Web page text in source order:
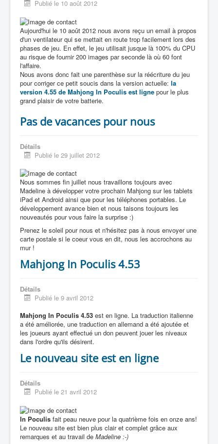
Publié le 10 août 2012
Aujourd'hui le 10 août 2012 nous avons reçu un email à propos
d'un ventilateur qui se mettait en route trop facilement lors des
phases de jeu. En effet, le jeu utilisait jusque là 100% du CPU
au risque de fournir 200 images par seconde là où 60 font
l'affaire.
Nous avons donc fait une parenthèse sur la réécriture du jeu
pour corriger ce petit soucis dans la version actuelle: la
version 4.55 de Mahjong In Poculis est ligne pour le plus
grand plaisir de votre batterie.
Pas de vacances pour nous
Détails
Publié le 29 juillet 2012
Nous sommes fin juillet nous travaillons toujours avec
Madeline à développer votre prochain Mahjong sur les tablets
iPad et Android ainsi que pour les téléphones portables. Le
développement avance bien et nous taisons toujours les
nouveautés pour vous faire la surprise :)
Prenez le soleil pour nous et n'hésitez pas à nous envoyer une
carte postale si le coeur vous en dit, nous les accrochons au
mur !
Mahjong In Poculis 4.53
Détails
Publié le 9 avril 2012
Mahjong In Poculis 4.53 est en ligne. La traduction italienne
a été améliorée, une traduction en allemand a été ajoutée et
les joueurs ayant effectué un don peuvent jouer les niveaux
dans l'ordre qu'ils désirent.
Le nouveau site est en ligne
Détails
Publié le 21 avril 2012
In Poculis fait peau neuve pour la quatrième fois en onze ans!
Le nouveau site est bien plus clair et complet grâce aux
remarques et au travail de Madeline :-)